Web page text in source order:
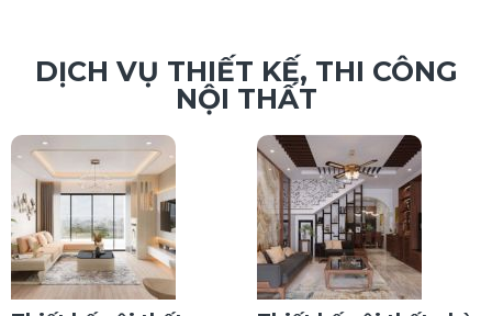
DỊCH VỤ THIẾT KẾ, THI CÔNG
NỘI THẤT